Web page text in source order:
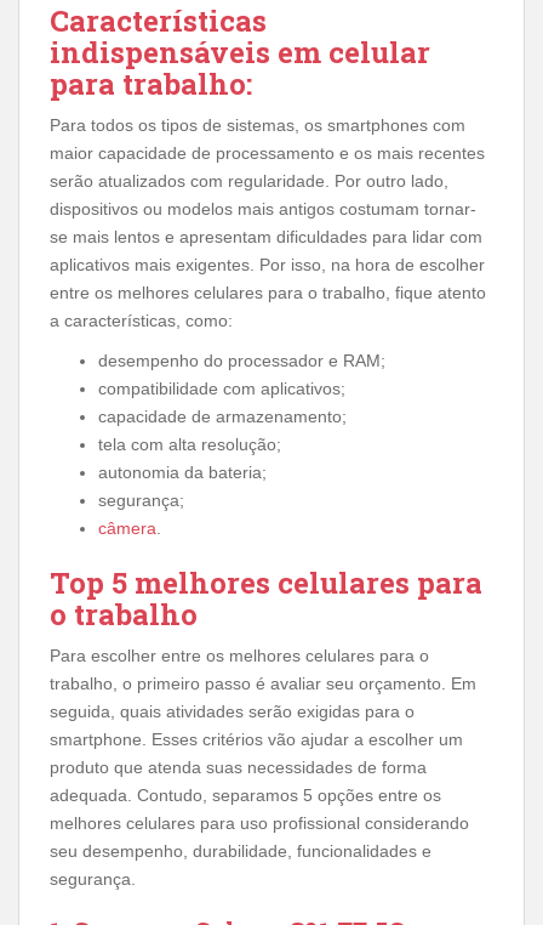
Características
indispensáveis em celular
para trabalho:
Para todos os tipos de sistemas, os smartphones com
maior capacidade de processamento e os mais recentes
serão atualizados com regularidade. Por outro lado,
dispositivos ou modelos mais antigos costumam tornar-
se mais lentos e apresentam dificuldades para lidar com
aplicativos mais exigentes. Por isso, na hora de escolher
entre os melhores celulares para o trabalho, fique atento
a características, como:
desempenho do processador e RAM;
compatibilidade com aplicativos;
capacidade de armazenamento;
tela com alta resolução;
autonomia da bateria;
segurança;
câmera.
Top 5 melhores celulares para
o trabalho
Para escolher entre os melhores celulares para o
trabalho, o primeiro passo é avaliar seu orçamento. Em
seguida, quais atividades serão exigidas para o
smartphone. Esses critérios vão ajudar a escolher um
produto que atenda suas necessidades de forma
adequada. Contudo, separamos 5 opções entre os
melhores celulares para uso profissional considerando
seu desempenho, durabilidade, funcionalidades e
segurança.